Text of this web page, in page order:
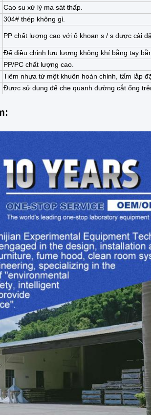
Cao su xử lý ma sát thấp.
304# thép không gỉ.
PP chất lượng cao với ổ khoan s / s được cài
Để điều chỉnh lưu lượng không khí bằng tay
PP/PC chất lượng cao.
Tiêm nhựa từ một khuôn hoàn chỉnh, tấm lắp
Được sử dụng để che quanh đường cắt ống